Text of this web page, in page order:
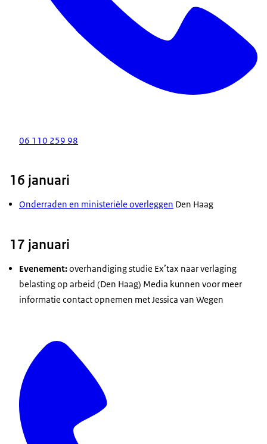
06 110 259 98
16 januari
Onderraden en ministeriële overleggen Den Haag
17 januari
Evenement:overhandiging studie Ex’tax naar verlaging
belasting op arbeid (Den Haag) Media kunnen voor meer
informatie contact opnemen met Jessica van Wegen